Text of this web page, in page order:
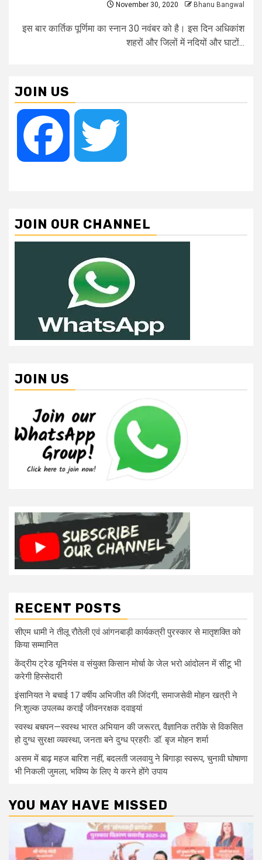
November 30, 2020 Bhanu Bangwal
इस बार कार्तिक पूर्णिमा का स्नान 30 नवंबर को है। इस दिन अधिकांश
शहरों और जिलों में नदियों और घाटों...
JOIN US
Facebook
JOIN OUR CHANNEL
JOIN US
RECENT POSTS
सीएम धामी ने तीलू रौतेली एवं आंगनबाड़ी कार्यकत्री पुरस्कार से मातृशक्ति को
किया सम्मानित
केंद्रीय ट्रेड यूनियंस व संयुक्त किसान मोर्चा के जेल भरो आंदोलन में सीटू भी
करेगी हिस्सेदारी
इंसानियत ने बचाई 17 वर्षीय अभिजीत की जिंदगी, समाजसेवी मोहन खत्री ने
नि:शुल्क उपलब्ध कराईं जीवनरक्षक दवाइयां
स्वस्थ बचपन—स्वस्थ भारत अभियान की जरूरत, वैज्ञानिक तरीके से विकसित
हो दुग्ध सुरक्षा व्यवस्था, जनता बने दुग्ध प्रहरीः डॉ. बृज मोहन शर्मा
असम में बाढ़ महज बारिश नहीं, बदलती जलवायु ने बिगाड़ा स्वरूप, चुनावी घोषाणा
भी निकली जुमला, भविष्य के लिए ये करने होंगे उपाय
YOU MAY HAVE MISSED